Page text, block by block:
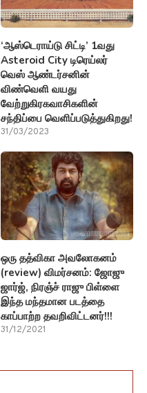
‘ஆஸ்டெராய்டு சிட்டி’ 1வது
Asteroid City டிரெய்லர்
வெஸ் ஆண்டர்சனின்
விண்வெளி வயது
வேற்றுகிரகவாசிகளின்
சந்திப்பை வெளிப்படுத்துகிறது!
31/03/2023
ஒரு தத்விகா அவலோகனம்
(review) விமர்சனம்: ஜோஜு
ஜார்ஜ், நிரஞ்ச் ராஜு பிள்ளை
இந்த மந்தமான படத்தை
காப்பாற்ற தவறிவிட்டனர்!!!
31/12/2021